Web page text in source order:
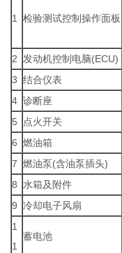
1 检验测试控制操作面板
2 发动机控制电脑(ECU)
3 结合仪表
4 诊断座
5
点火开关
6 燃油箱
7 燃油泵(含油泵插头)
8 水箱及附件
9 冷却电子风扇
1
1
蓄电池